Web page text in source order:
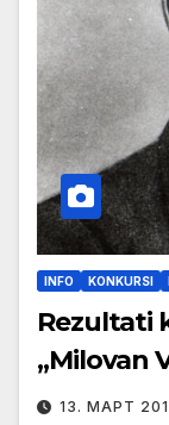
INFO KONKURSI
Rezultati
„Milovan
13. МАРТ